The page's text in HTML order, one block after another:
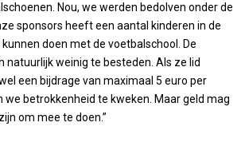
Nou, we werden bedolven onder de
sponsors heeft een aantal kinderen in de
doen met de voetbalschool. De
natuurlijk weinig te besteden. Als ze lid
een bijdrage van maximaal 5 euro per
we betrokkenheid te kweken. Maar geld mag
om mee te doen.”